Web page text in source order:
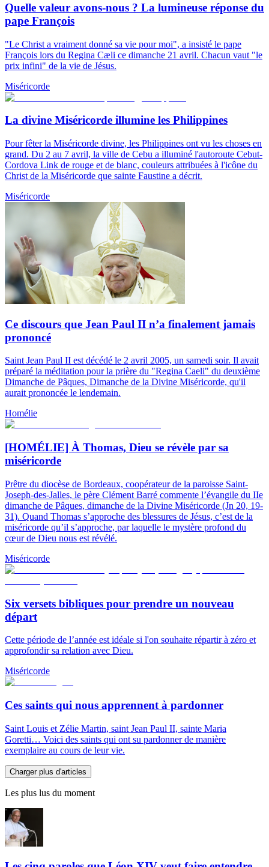
Quelle valeur avons-nous ? La lumineuse réponse du
pape François
"Le Christ a vraiment donné sa vie pour moi", a insisté le pape
François lors du Regina Cæli ce dimanche 21 avril. Chacun vaut "le
prix infini" de la vie de Jésus.
Miséricorde
La divine Miséricorde illumine les Philippines
Pour fêter la Miséricorde divine, les Philippines ont vu les choses en
grand. Du 2 au 7 avril, la ville de Cebu a illuminé l'autoroute Cebut-
Cordova Link de rouge et de blanc, couleurs attribuées à l'icône du
Christ de la Miséricorde que sainte Faustine a décrit.
Miséricorde
Ce discours que Jean Paul II n’a finalement jamais
prononcé
Saint Jean Paul II est décédé le 2 avril 2005, un samedi soir. Il avait
préparé la méditation pour la prière du "Regina Caeli" du deuxième
Dimanche de Pâques, Dimanche de la Divine Miséricorde, qu'il
aurait prononcée le lendemain.
Homélie
[HOMÉLIE] À Thomas, Dieu se révèle par sa
miséricorde
Prêtre du diocèse de Bordeaux, coopérateur de la paroisse Saint-
Joseph-des-Jalles, le père Clément Barré commente l’évangile du IIe
dimanche de Pâques, dimanche de la Divine Miséricorde (Jn 20, 19-
31). Quand Thomas s’approche des blessures de Jésus, c’est de la
miséricorde qu’il s’approche, par laquelle le mystère profond du
cœur de Dieu nous est révélé.
Miséricorde
Six versets bibliques pour prendre un nouveau
départ
Cette période de l’année est idéale si l'on souhaite répartir à zéro et
approfondir sa relation avec Dieu.
Miséricorde
Ces saints qui nous apprennent à pardonner
Saint Louis et Zélie Martin, saint Jean Paul II, sainte Maria
Goretti… Voici des saints qui ont su pardonner de manière
exemplaire au cours de leur vie.
Charger plus d'articles
Les plus lus du moment